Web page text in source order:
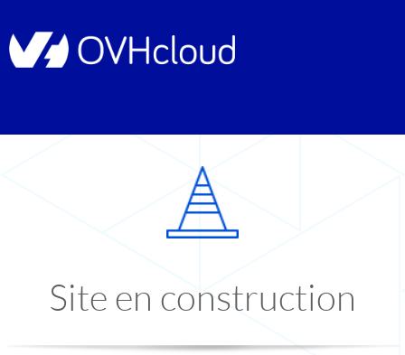
Site en construction